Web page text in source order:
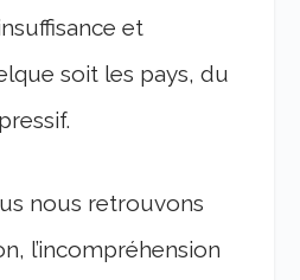
et
soit les pays, du
nous retrouvons
l’incompréhension